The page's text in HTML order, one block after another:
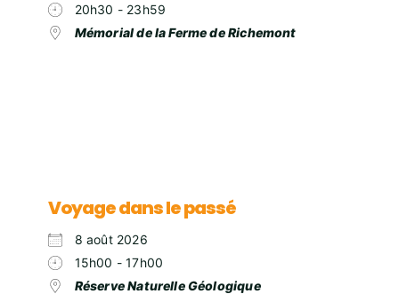
20h30 - 23h59
Mémorial de la Ferme de Richemont
Voyage dans le passé
8 août 2026
15h00 - 17h00
Réserve Naturelle Géologique